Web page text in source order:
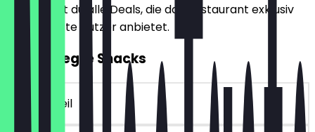
Hier findest du alle Deals, die das Restaurant exklusiv
für NeoTaste Nutzer anbietet.
2für1 Belegte Snacks
~4 € Vorteil